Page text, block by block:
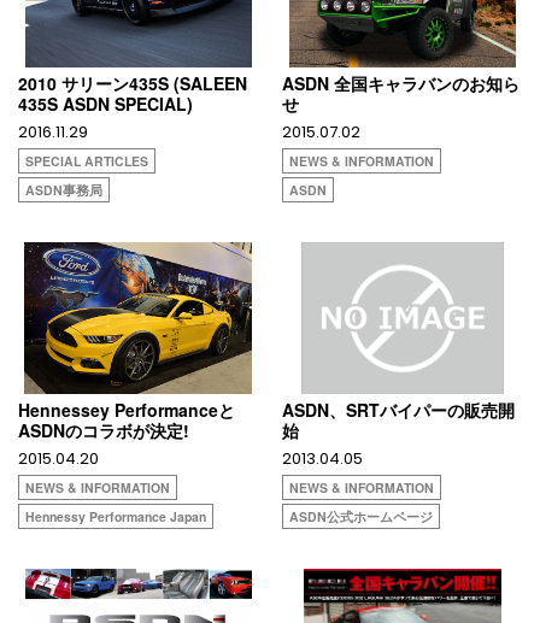
2010 サリーン435S (SALEEN
435S ASDN SPECIAL)
2016.11.29
SPECIAL ARTICLES
ASDN事務局
ASDN 全国キャラバンのお知ら
せ
2015.07.02
NEWS & INFORMATION
ASDN
Hennessey Performanceと
ASDNのコラボが決定!
2015.04.20
NEWS & INFORMATION
Hennessy Performance Japan
ASDN、SRTバイパーの販売開
始
2013.04.05
NEWS & INFORMATION
ASDN公式ホームページ